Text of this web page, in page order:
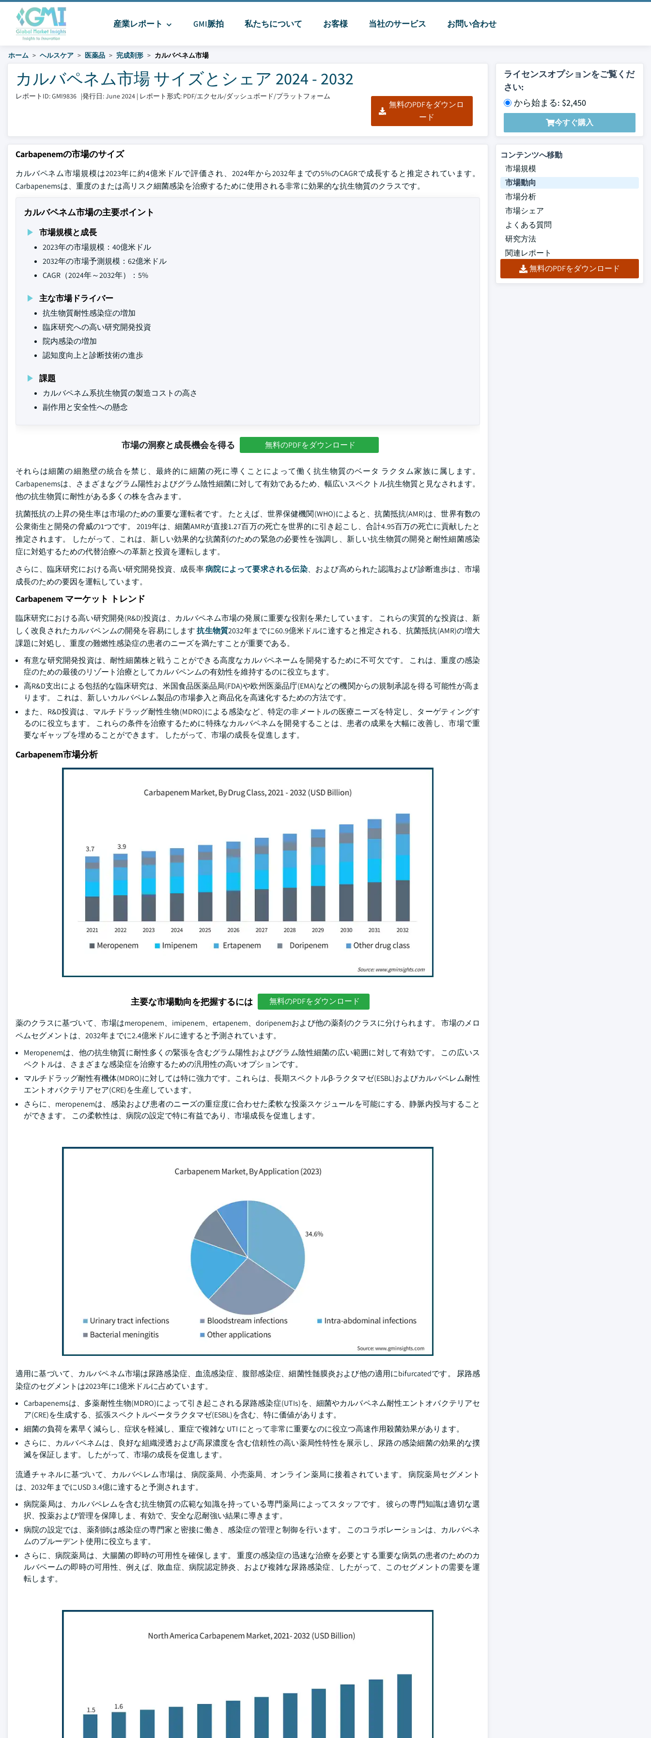
産業レポート GMI脈拍 私たちについて お客様 当社のサービス お問い合わせ
ホーム ヘルスケア 医薬品 完成剤形 カルバペネム市場
カルバペネム市場 サイズとシェア 2024 - 2032
レポートID: GMI9836 |発行日: June 2024 | レポート形式: PDF/エクセル/ダッシュボード/プラットフォーム
無料のPDFをダウンロ
ード
ライセンスオプションをご覧くだ
さい:
から始まる: $2,450
今すぐ購入
Carbapenemの市場のサイズ
カルバペネム市場規模は2023年に約4億米ドルで評価され、2024年から2032年までの5%のCAGRで成長すると推定されています。
Carbapenemsは、重度のまたは高リスク細菌感染を治療するために使用される非常に効果的な抗生物質のクラスです。
カルバペネム市場の主要ポイント
市場規模と成長
2023年の市場規模：40億米ドル
2032年の市場予測規模：62億米ドル
CAGR（2024年～2032年）：5%
主な市場ドライバー
抗生物質耐性感染症の増加
臨床研究への高い研究開発投資
院内感染の増加
認知度向上と診断技術の進歩
課題
カルバペネム系抗生物質の製造コストの高さ
副作用と安全性への懸念
市場の洞察と成長機会を得る 無料のPDFをダウンロード
それらは細菌の細胞壁の統合を禁じ、最終的に細菌の死に導くことによって働く抗生物質のベータ ラクタム家族に属します。
Carbapenemsは、さまざまなグラム陽性およびグラム陰性細菌に対して有効であるため、幅広いスペクトル抗生物質と見なされます。
他の抗生物質に耐性がある多くの株を含みます。
抗菌抵抗の上昇の発生率は市場のための重要な運転者です。 たとえば、世界保健機関(WHO)によると、抗菌抵抗(AMR)は、世界有数の
公衆衛生と開発の脅威の1つです。 2019年は、細菌AMRが直接1.27百万の死亡を世界的に引き起こし、合計4.95百万の死亡に貢献したと
推定されます。 したがって、これは、新しい効果的な抗菌剤のための緊急の必要性を強調し、新しい抗生物質の開発と耐性細菌感染
症に対処するための代替治療への革新と投資を運転します。
さらに、臨床研究における高い研究開発投資、成長率病院によって要求される伝染、および高められた認識および診断進歩は、市場
成長のための要因を運転しています。
Carbapenem マーケット トレンド
臨床研究における高い研究開発(R&D)投資は、カルバペネム市場の発展に重要な役割を果たしています。 これらの実質的な投資は、新
しく改良されたカルバペンムの開発を容易にします抗生物質2032年までに60.9億米ドルに達すると推定される、抗菌抵抗(AMR)の増大
課題に対処し、重度の難燃性感染症の患者のニーズを満たすことが重要である。
有意な研究開発投資は、耐性細菌株と戦うことができる高度なカルバペネームを開発するために不可欠です。 これは、重度の感染
症のための最後のリゾート治療としてカルバペンムの有効性を維持するのに役立ちます。
高R&D支出による包括的な臨床研究は、米国食品医薬品局(FDA)や欧州医薬品庁(EMA)などの機関からの規制承認を得る可能性が高ま
ります。 これは、新しいカルバペレム製品の市場参入と商品化を高速化するための方法です。
また、R&D投資は、マルチドラッグ耐性生物(MDRO)による感染など、特定の非メートルの医療ニーズを特定し、ターゲティングす
るのに役立ちます。 これらの条件を治療するために特殊なカルバペネムを開発することは、患者の成果を大幅に改善し、市場で重
要なギャップを埋めることができます。 したがって、市場の成長を促進します。
Carbapenem市場分析
主要な市場動向を把握するには 無料のPDFをダウンロード
薬のクラスに基づいて、市場はmeropenem、imipenem、ertapenem、doripenemおよび他の薬剤のクラスに分けられます。 市場のメロ
ペムセグメントは、2032年までに2.4億米ドルに達すると予測されています。
Meropenemは、他の抗生物質に耐性多くの緊張を含むグラム陽性およびグラム陰性細菌の広い範囲に対して有効です。 この広いス
ペクトルは、さまざまな感染症を治療するための汎用性の高いオプションです。
マルチドラッグ耐性有機体(MDRO)に対しては特に強力です。これらは、長期スペクトルβ-ラクタマゼ(ESBL)およびカルバペレム耐性
エントオバクテリアセア(CRE)を生産しています。
さらに、meropenemは、感染および患者のニーズの重症度に合わせた柔軟な投薬スケジュールを可能にする、静脈内投与すること
ができます。 この柔軟性は、病院の設定で特に有益であり、市場成長を促進します。
適用に基づいて、カルバペネム市場は尿路感染症、血流感染症、腹部感染症、細菌性髄膜炎および他の適用にbifurcatedです。 尿路感
染症のセグメントは2023年に1億米ドルに占めています。
Carbapenemsは、多薬耐性生物(MDRO)によって引き起こされる尿路感染症(UTIs)を、細菌やカルバペネム耐性エントオバクテリアセ
ア(CRE)を生成する、拡張スペクトルベータラクタマゼ(ESBL)を含む、特に価値があります。
細菌の負荷を素早く減らし、症状を軽減し、重症で複雑な UTI にとって非常に重要なのに役立つ高速作用殺菌効果があります。
さらに、カルバペネムは、良好な組織浸透および高尿濃度を含む信頼性の高い薬局性特性を展示し、尿路の感染細菌の効果的な撲
滅を保証します。 したがって、市場の成長を促進します。
流通チャネルに基づいて、カルバペレム市場は、病院薬局、小売薬局、オンライン薬局に接着されています。 病院薬局セグメント
は、2032年までにUSD 3.4億に達すると予測されます。
病院薬局は、カルバペレムを含む抗生物質の広範な知識を持っている専門薬局によってスタッフです。 彼らの専門知識は適切な選
択、投薬および管理を保障しま、有効で、安全な忍耐強い結果に導きます。
病院の設定では、薬剤師は感染症の専門家と密接に働き、感染症の管理と制御を行います。 このコラボレーションは、カルバペネ
ムのプルーデント使用に役立ちます。
さらに、病院薬局は、大腸菌の即時の可用性を確保します。 重度の感染症の迅速な治療を必要とする重要な病気の患者のためのカ
ルバペームの即時の可用性、例えば、敗血症、病院認定肺炎、および複雑な尿路感染症、したがって、このセグメントの需要を運
転します。
コンテンツへ移動
市場規模
市場動向
市場分析
市場シェア
よくある質問
研究方法
関連レポート
無料のPDFをダウンロード